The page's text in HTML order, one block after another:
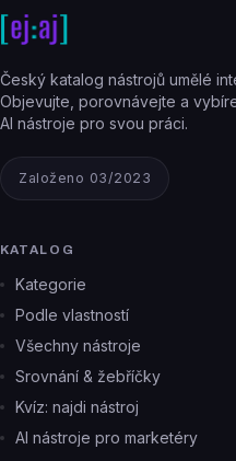
Český katalog nástrojů umělé
Objevujte, porovnávejte a
AI nástroje pro svou práci.
Založeno 03/2023
KATALOG
Kategorie
Podle vlastností
Všechny nástroje
Srovnání & žebříčky
Kvíz: najdi nástroj
AI nástroje pro marketéry